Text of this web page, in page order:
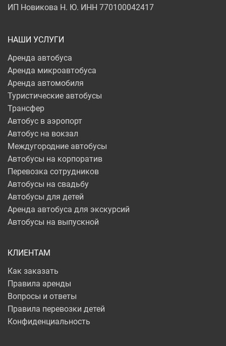
ИП Новикова Н. Ю. ИНН 770100042417
НАШИ УСЛУГИ
Аренда автобуса
Аренда микроавтобуса
Аренда автомобиля
Туристические автобусы
Трансфер
Автобус в аэропорт
Автобус на вокзал
Междугородние автобусы
Автобусы на корпоратив
Перевозка сотрудников
Автобусы на свадьбу
Автобусы для детей
Аренда автобуса для экскурсий
Автобусы на выпускной
КЛИЕНТАМ
Как заказать
Правила аренды
Вопросы и ответы
Правила перевозки детей
Конфиденциальность